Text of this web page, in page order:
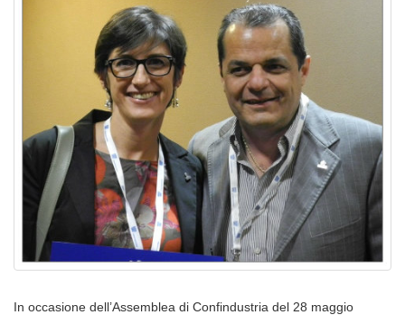
In occasione dell’Assemblea di Confindustria del 28 maggio